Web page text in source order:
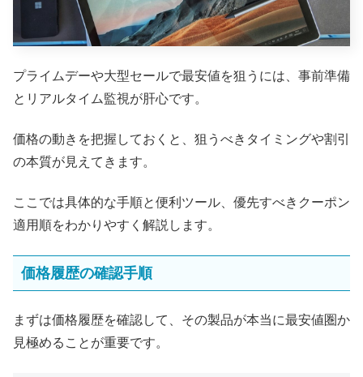
プライムデーや大型セールで最安値を狙うには、事前準備
とリアルタイム監視が肝心です。
価格の動きを把握しておくと、狙うべきタイミングや割引
の本質が見えてきます。
ここでは具体的な手順と便利ツール、優先すべきクーポン
適用順をわかりやすく解説します。
価格履歴の確認手順
まずは価格履歴を確認して、その製品が本当に最安値圏か
見極めることが重要です。